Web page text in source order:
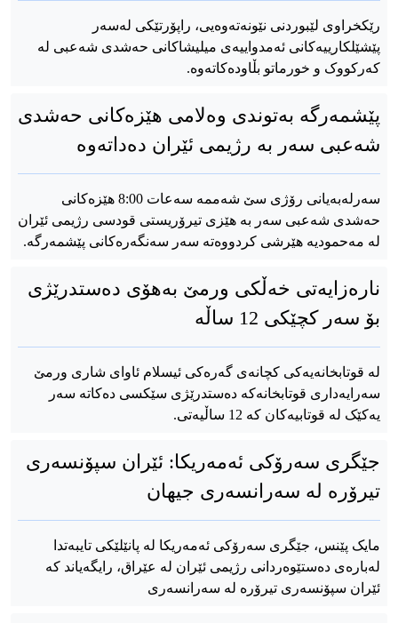
رێکخراوی لێبوردنی نێونەتەوەیی، راپۆرتێکی له‌سه‌ر
پێشێلکارییه‌کانی ئه‌مدواییه‌ی میلیشاکانی حه‌شدی شه‌عبی له‌
که‌رکووک و خورماتو بڵاوده‌کاته‌وه‌.
پێشمەرگە بەتوندی وەلامی هێزەکانی حەشدی
شەعبی سەر بە رژیمی ئێران دەداتەوە
سەرلەبەیانی رۆژی سێ شەممە سەعات 8:00 هێزەکانی
حەشدی شەعبی سەر بە هێزی تیرۆریستی قودسی رژیمی ئێران
لە مەحمودیە هێرشی کردووەتە سەر سەنگەرەکانی پێشمەرگە.
نارەزایەتی خەڵکی ورمێ بەهۆی دەستدرێژی
بۆ سەر کچێکی 12 ساڵە
لە قوتابخانەیەکی کچانەی گەرەکی ئیسلام ئاوای شاری ورمێ
سەرایەداری قوتابخانەکە دەستدرێژی سێکسی دەکاتە سەر
یەکێک لە قوتابیەکان کە 12 ساڵیەتی.
جێگری سه‌رۆکی ئه‌مه‌ریکا: ئێران سپۆنسه‌ری
تیرۆره‌ له‌ سه‌رانسه‌ری جیهان
مایک پێنس، جێگری سه‌رۆکی ئه‌مه‌ریکا له‌ پانێلێکی تایبه‌تدا
لەبارەی ده‌ستێوه‌ردانی رژیمی ئێران له‌ عێراق، رایگه‌یاند که‌
ئێران سپۆنسه‌ری تیرۆره‌ له‌ سه‌رانسه‌ری